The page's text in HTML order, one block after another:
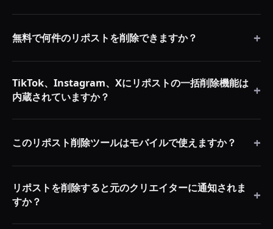
しいペーシングを使用しています。内蔵のレート制限保護が
で動作します。
無料で何件のリポストを削除できますか？ +
レジットカードも不要です。何千件ものリポストを持つユー
ザー向けには、1セッションで無制限に削除できるプレミア
TikTok、Instagram、Xにリポストの一括削除機能は
内蔵されていますか？
+
を一度に削除するネイティブ機能を提供していません。プロ
リポスト履歴全体をクリーンにできます。
このリポスト削除ツールはモバイルで使えますか？ +
Chromiumベースのブラウザ（Chrome、Edge、Brave）で
動作します。最高の体験のために、プラットフォームのサイ
リポストを削除すると元のクリエイターに通知されま
すか？
+